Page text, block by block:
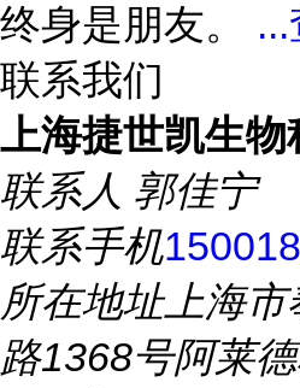
终身是朋友。 ...
联系我们
上海捷世凯生物
联系人 郭佳宁
联系手机
所在地址上海市
路1368号阿莱